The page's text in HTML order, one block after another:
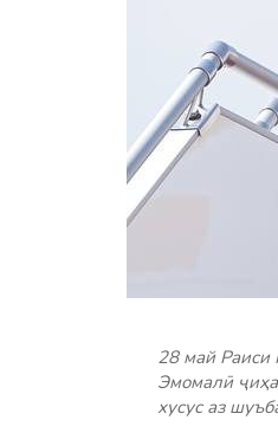
28 май
Эмомалӣ
хусус аз